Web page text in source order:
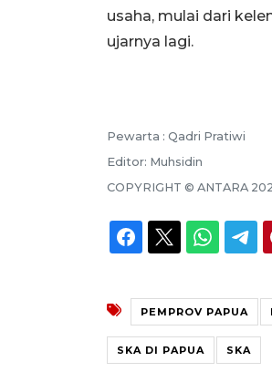
usaha, mulai dari
ujarnya lagi.
Pewarta : Qadri Pratiwi
Editor: Muhsidin
COPYRIGHT © ANTARA
PEMPROV PAPUA
SKA DI PAPUA SKA